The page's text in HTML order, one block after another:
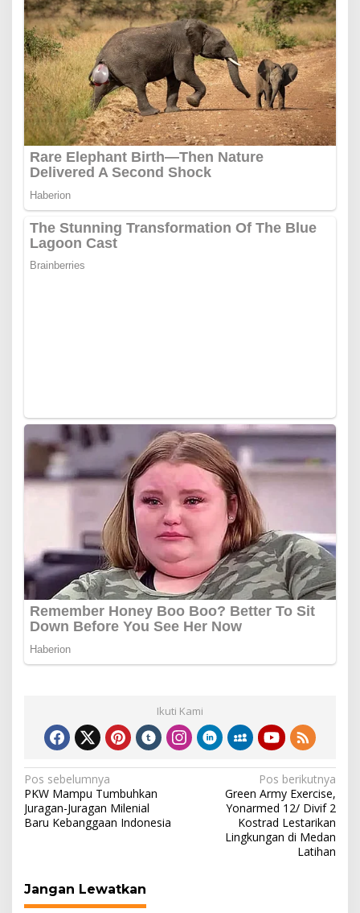
Ikuti Kami
Navigasi
pos
Pos sebelumnya
PKW Mampu Tumbuhkan
Juragan-Juragan Milenial
Baru Kebanggaan Indonesia
Pos berikutnya
Green Army Exercise,
Yonarmed 12/ Divif 2
Kostrad Lestarikan
Lingkungan di Medan
Latihan
Jangan Lewatkan